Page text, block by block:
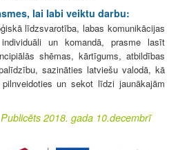
lai labi veiktu darbu:
līdzsvarotība, labas komunikācijas
un komandā, prasme lasīt
shēmas, kārtīgums, atbildības
sazināties latviešu valodā, kā
un sekot līdzi jaunākajām
Publicēts 2018. gada 10.decembrī